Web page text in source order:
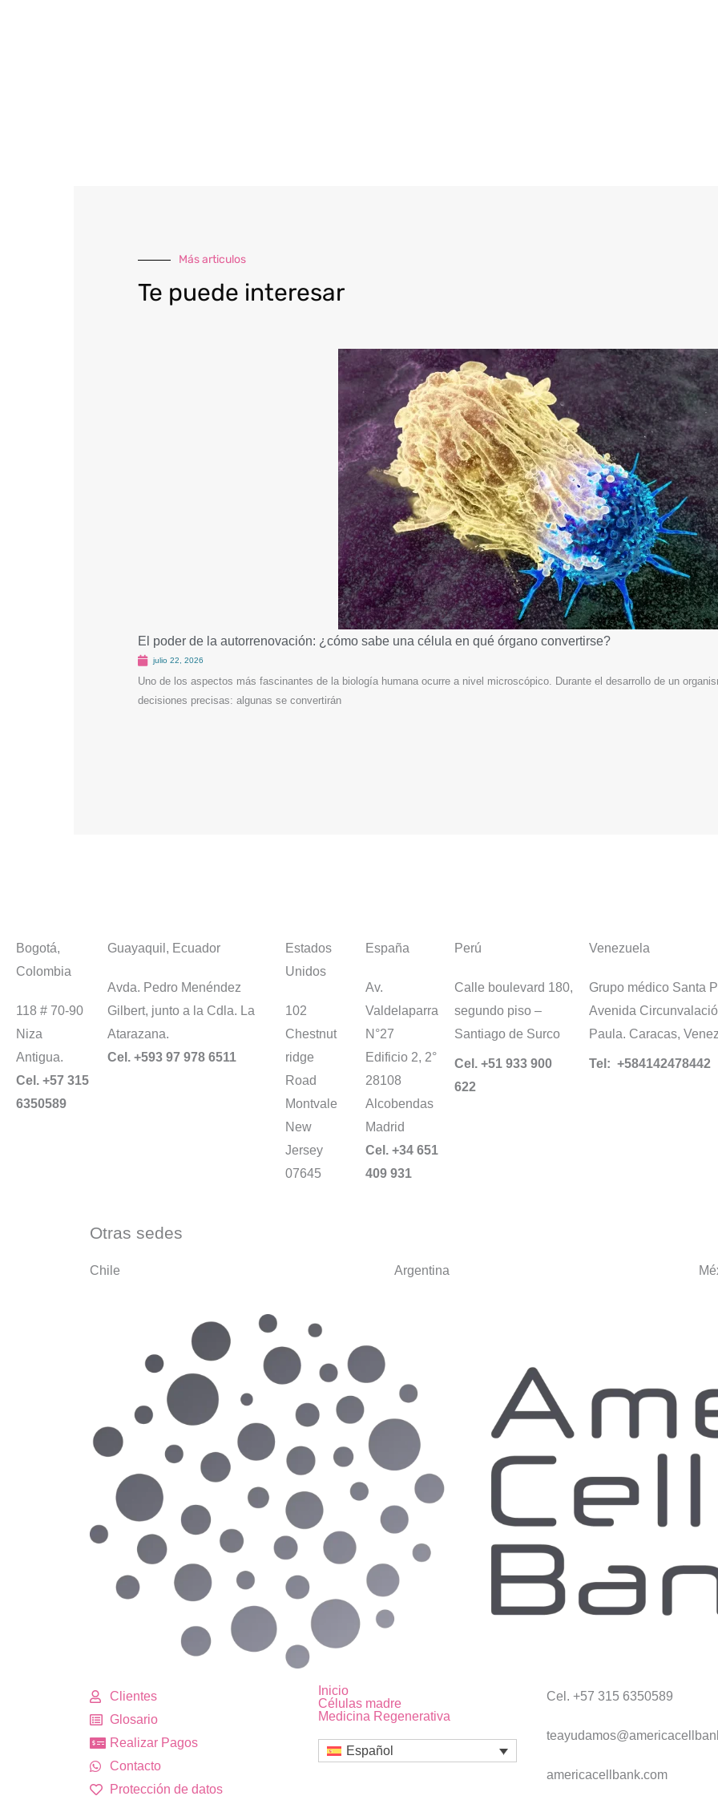
Más articulos
Te puede interesar
El poder de la autorrenovación: ¿cómo sabe una célula en qué órgano convertirse?
julio 22, 2026
Uno de los aspectos más fascinantes de la biología humana ocurre a nivel microscópico. Durante el desarrollo de un
decisiones precisas: algunas se convertirán
Bogotá,
Colombia
118 # 70-90
Niza
Antigua.
Cel. +57 315
6350589
Guayaquil, Ecuador
Avda. Pedro Menéndez
Gilbert, junto a la Cdla. La
Atarazana.
Cel. +593 97 978 6511
Estados
Unidos
102
Chestnut
ridge
Road
Montvale
New
Jersey
07645
España
Av.
Valdelaparra
N°27
Edificio 2, 2°
28108
Alcobendas
Madrid
Cel. +34 651
409 931
Perú
Calle boulevard 180,
segundo piso –
Santiago de Surco
Cel. +51 933 900
622
Venezuela
Grupo médico Santa
Avenida
Paula. Caracas,
Tel: +584142478442
Otras sedes
Chile Argentina
Clientes
Glosario
Realizar Pagos
Contacto
Protección de datos
Inicio
Células madre
Medicina Regenerativa
Español
Cel. +57 315 6350589
americacellbank.com